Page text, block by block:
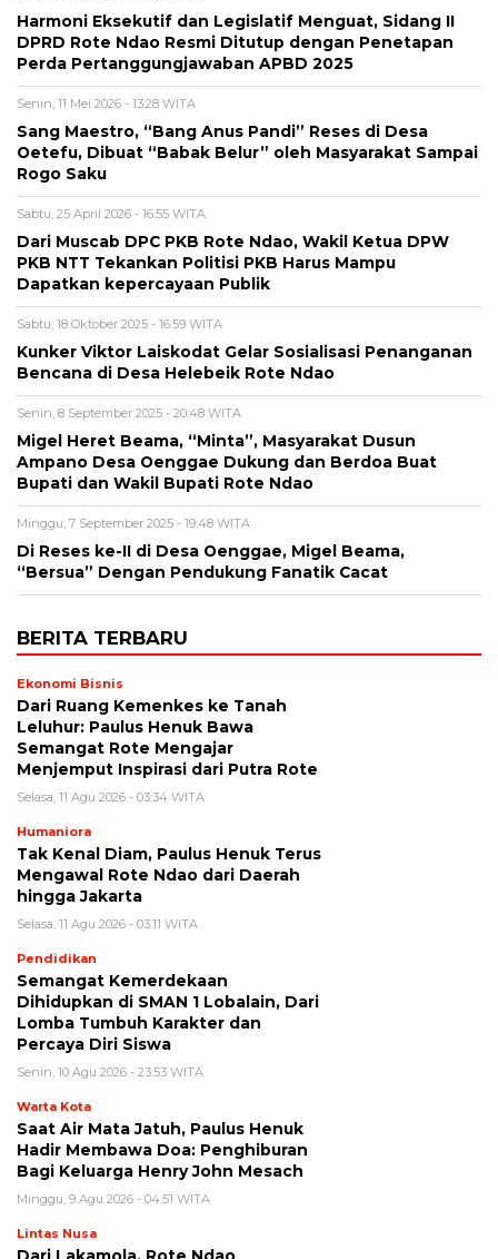
Harmoni Eksekutif dan Legislatif Menguat, Sidang II
DPRD Rote Ndao Resmi Ditutup dengan Penetapan
Perda Pertanggungjawaban APBD 2025
Senin, 11 Mei 2026 - 13:28 WITA
Sang Maestro, “Bang Anus Pandi” Reses di Desa
Oetefu, Dibuat “Babak Belur” oleh Masyarakat Sampai
Rogo Saku
Sabtu, 25 April 2026 - 16:55 WITA
Dari Muscab DPC PKB Rote Ndao, Wakil Ketua DPW
PKB NTT Tekankan Politisi PKB Harus Mampu
Dapatkan kepercayaan Publik
Sabtu, 18 Oktober 2025 - 16:59 WITA
Kunker Viktor Laiskodat Gelar Sosialisasi Penanganan
Bencana di Desa Helebeik Rote Ndao
Senin, 8 September 2025 - 20:48 WITA
Migel Heret Beama, “Minta”, Masyarakat Dusun
Ampano Desa Oenggae Dukung dan Berdoa Buat
Bupati dan Wakil Bupati Rote Ndao
Minggu, 7 September 2025 - 19:48 WITA
Di Reses ke-II di Desa Oenggae, Migel Beama,
“Bersua” Dengan Pendukung Fanatik Cacat
BERITA TERBARU
Ekonomi Bisnis
Dari Ruang Kemenkes ke Tanah
Leluhur: Paulus Henuk Bawa
Semangat Rote Mengajar
Menjemput Inspirasi dari Putra Rote
Selasa, 11 Agu 2026 - 03:34 WITA
Humaniora
Tak Kenal Diam, Paulus Henuk Terus
Mengawal Rote Ndao dari Daerah
hingga Jakarta
Selasa, 11 Agu 2026 - 03:11 WITA
Pendidikan
Semangat Kemerdekaan
Dihidupkan di SMAN 1 Lobalain, Dari
Lomba Tumbuh Karakter dan
Percaya Diri Siswa
Senin, 10 Agu 2026 - 23:53 WITA
Warta Kota
Saat Air Mata Jatuh, Paulus Henuk
Hadir Membawa Doa: Penghiburan
Bagi Keluarga Henry John Mesach
Minggu, 9 Agu 2026 - 04:51 WITA
Lintas Nusa
Dari Lakamola, Rote Ndao